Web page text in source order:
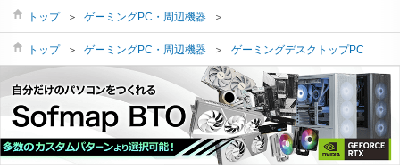
トップ ＞ ゲーミングPC・周辺機器 ＞
トップ ＞ ゲーミングPC・周辺機器 ＞ ゲーミングデスクトップPC